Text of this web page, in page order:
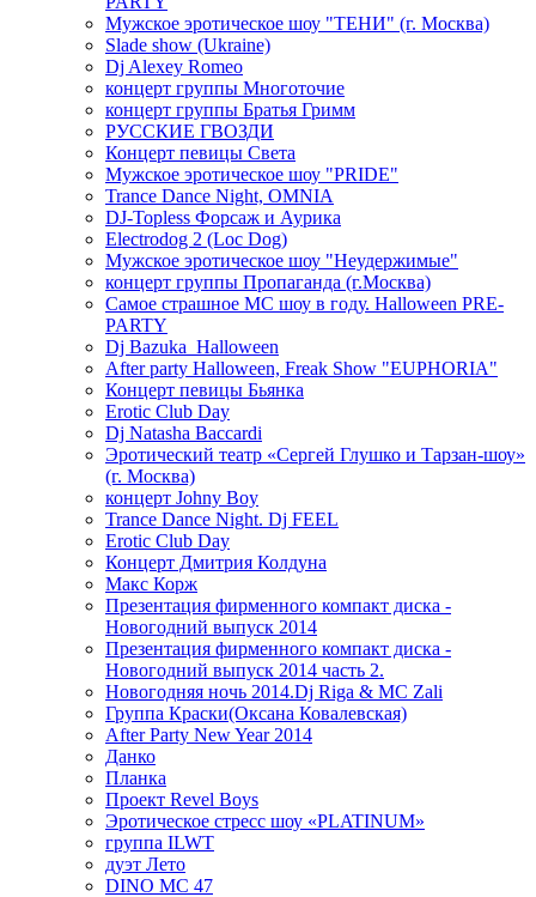
Мужское эротическое шоу "ТЕНИ" (г. Москва)
Slade show (Ukraine)
Dj Alexey Romeo
концерт группы Многоточие
концерт группы Братья Гримм
РУССКИЕ ГВОЗДИ
Концерт певицы Света
Мужское эротическое шоу "PRIDE"
Trance Dance Night, OMNIA
DJ-Topless Форсаж и Аурика
Electrodog 2 (Loc Dog)
Мужское эротическое шоу "Неудержимые"
концерт группы Пропаганда (г.Москва)
Самое страшное МС шоу в году. Halloween PRE-
PARTY
Dj Bazuka_Halloween
After party Halloween, Freak Show "EUPHORIA"
Концерт певицы Бьянка
Erotic Club Day
Dj Natasha Baccardi
Эротический театр «Сергей Глушко и Тарзан-шоу»
(г. Москва)
концерт Johny Boy
Trance Dance Night. Dj FEEL
Erotic Club Day
Концерт Дмитрия Колдуна
Макс Корж
Презентация фирменного компакт диска -
Новогодний выпуск 2014
Презентация фирменного компакт диска -
Новогодний выпуск 2014 часть 2.
Новогодняя ночь 2014.Dj Riga & MC Zali
Группа Краски(Оксана Ковалевская)
After Party New Year 2014
Данко
Планка
Проект Revel Boys
Эротическое стресс шоу «PLATINUM»
группа ILWT
дуэт Лето
DINO MC 47